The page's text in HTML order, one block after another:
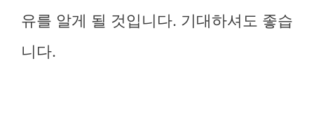
유를 알게 될 것입니다. 기대하셔도 좋습
니다.